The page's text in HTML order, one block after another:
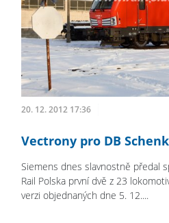
20. 12. 2012 17:36
Vectrony pro DB
Siemens dnes slavnostně předal
Rail Polska první dvě z 23
verzi objednaných dne 5. 12....